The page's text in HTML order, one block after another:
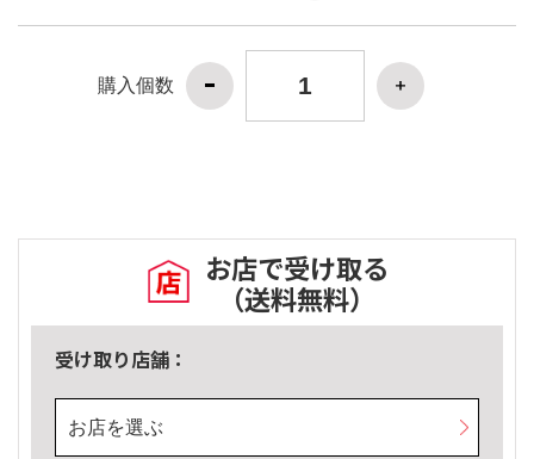
購入個数
お店で受け取る
（送料無料）
受け取り店舗：
お店を選ぶ